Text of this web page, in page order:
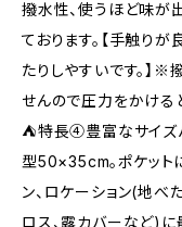
撥水性、使うほど味が
ております。【手触り
たりしやすいです。】
せんので圧力をかける
⛺特長④豊富なサイ
型50×35cm。ポケット
ン、ロケーション(地べ
ロス、露カバーなど)